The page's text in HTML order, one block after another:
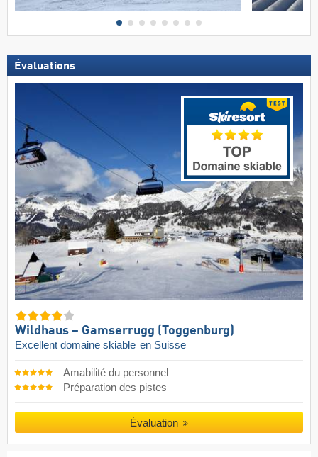
Évaluations
Wildhaus – Gamserrugg (Toggenburg)
Excellent domaine skiable en Suisse
Amabilité du personnel
Préparation des pistes
Évaluation